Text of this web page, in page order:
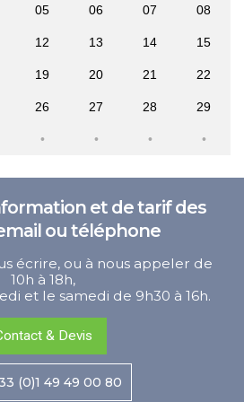
05 06 07 08
12 13 14 15
19 20 21 22
26 27 28 29
et de tarif des
ou téléphone
écrire, ou à nous appeler de
10h à 18h,
et le samedi de 9h30 à 16h.
& Devis
(0)1 49 49 00 80